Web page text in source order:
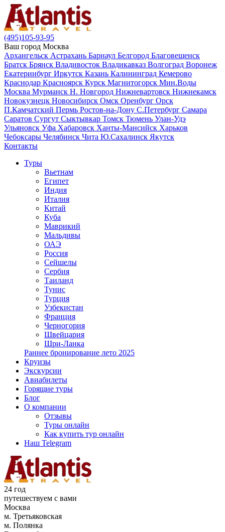
(495)105-93-95
Ваш город Москва
Архангельск Астрахань Барнаул Белгород Благовещенск
Братск Брянск Владивосток Владикавказ Волгоград Воронеж
Екатеринбург Иркутск Казань Калининград Кемерово
Краснодар Красноярск Курск Магнитогорск Мин.Воды
Москва Мурманск Н. Новгород Нижневартовск Нижнекамск
Новокузнецк Новосибирск Омск Оренбург Орск
П.Камчатский Пермь Ростов-на-Дону С.Петербург Самара
Саратов Сургут Сыктывкар Томск Тюмень Улан-Удэ
Ульяновск Уфа Хабаровск Ханты-Мансийск Харьков
Чебоксары Челябинск Чита Ю.Сахалинск Якутск
Контакты
Туры
Вьетнам
Египет
Индия
Италия
Китай
Куба
Маврикий
Мальдивы
ОАЭ
Россия
Сейшелы
Сербия
Таиланд
Тунис
Турция
Узбекистан
Франция
Черногория
Швейцария
Шри-Ланка
Раннее бронирование лето 2025
Круизы
Экскурсии
Авиабилеты
Горящие туры
Блог
О компании
Отзывы
Туры онлайн
Как купить тур онлайн
Наш Telegram
24 год
путешествуем с вами
Москва
м. Третьяковская
м. Полянка